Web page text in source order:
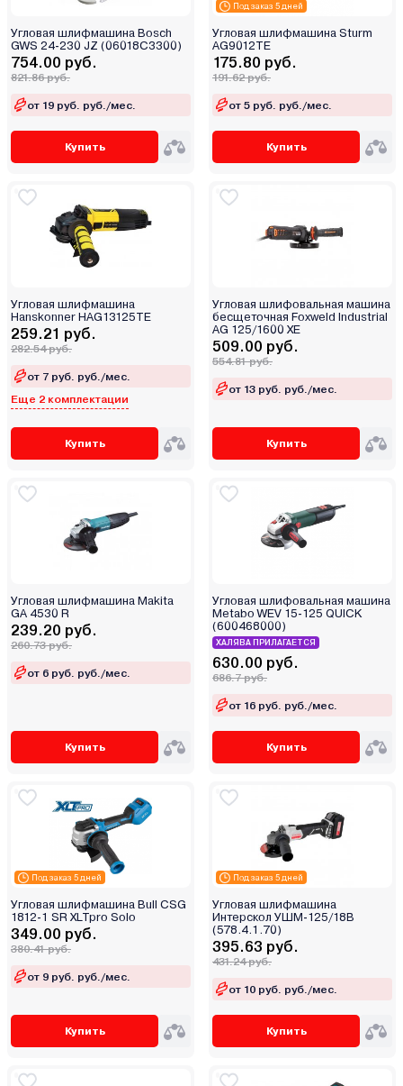
Угловая шлифмашина Bosch
GWS 24-230 JZ (06018C3300)
754.00 руб.
821.86 руб.
от 19 руб. руб./мес.
Купить
Под заказ 5 дней
Угловая шлифмашина Sturm
AG9012TE
175.80 руб.
191.62 руб.
от 5 руб. руб./мес.
Купить
Угловая шлифмашина
Hanskonner HAG13125TE
259.21 руб.
282.54 руб.
от 7 руб. руб./мес.
Еще 2 комплектации
Купить
Угловая шлифовальная машина
бесщеточная Foxweld Industrial
AG 125/1600 XE
509.00 руб.
554.81 руб.
от 13 руб. руб./мес.
Купить
Угловая шлифмашина Makita
GA 4530 R
239.20 руб.
260.73 руб.
от 6 руб. руб./мес.
Купить
Угловая шлифовальная машина
Metabo WEV 15-125 QUICK
(600468000)
ХАЛЯВА ПРИЛАГАЕТСЯ
630.00 руб.
686.7 руб.
от 16 руб. руб./мес.
Купить
Под заказ 5 дней
Угловая шлифмашина Bull CSG
1812-1 SR XLTpro Solo
349.00 руб.
380.41 руб.
от 9 руб. руб./мес.
Купить
Под заказ 5 дней
Угловая шлифмашина
Интерскол УШМ-125/18В
(578.4.1.70)
395.63 руб.
431.24 руб.
от 10 руб. руб./мес.
Купить